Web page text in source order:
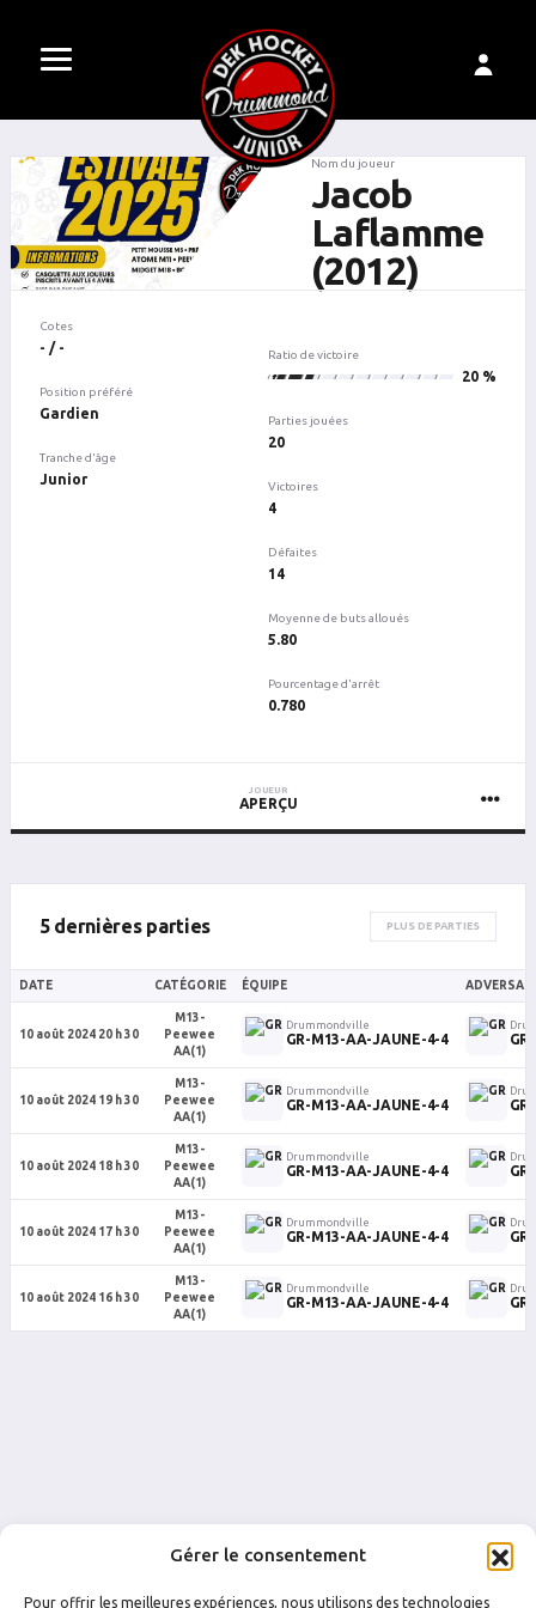
Gérer le consentement
Pour offrir les meilleures expériences, nous utilisons des technologies
Nom du joueur
Jacob
Laflamme
(2012)
Cotes
- / -
Position préféré
Gardien
Tranche d'âge
Junior
Ratio de victoire
4 20 %
Parties jouées
20
Victoires
4
Défaites
14
Moyenne de buts alloués
5.80
Pourcentage d'arrêt
0.780
JOUEUR
APERÇU
5 dernières parties PLUS DE PARTIES
DATE CATÉGORIE ÉQUIPE
10 août 2024 20 h 30
M13-
Peewee
AA(1)
Drummondville
GR-M13-AA-JAUNE-4-4
10 août 2024 19 h 30
M13-
Peewee
AA(1)
Drummondville
GR-M13-AA-JAUNE-4-4
10 août 2024 18 h 30
M13-
Peewee
AA(1)
Drummondville
GR-M13-AA-JAUNE-4-4
10 août 2024 17 h 30
M13-
Peewee
AA(1)
Drummondville
GR-M13-AA-JAUNE-4-4
10 août 2024 16 h 30
M13-
Peewee
AA(1)
Drummondville
GR-M13-AA-JAUNE-4-4